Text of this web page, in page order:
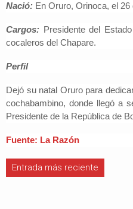
Nació: En Oruro, Orinoca, el 26
Cargos: Presidente del
cocaleros del Chapare.
Perfil
Dejó su natal Oruro para
cochabambino, donde llegó a
Presidente de la República de
Fuente: La Razón
Entrada más reciente